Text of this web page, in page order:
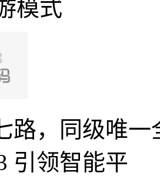
模式
路，同级唯
引领智能平